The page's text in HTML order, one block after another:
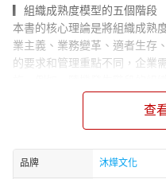
▎組織成熟度模型的五個階段
本書的核心理論是將組織成熟
業主義、業務變革、適者生存
的要求和管理重點不同，企業
而在專業主義階段，組織開始
佳化階段，組織則需聚焦於持
劃分，不僅有助於組織辨識自
成長目標。
▎三個視角：組織、人力資源
查
品牌 沐燁文化